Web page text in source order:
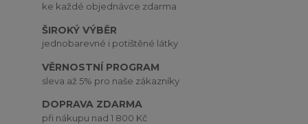
ke každé objednávce zdarma
ŠIROKÝ VÝBĚR
jednobarevné i potištěné látky
VĚRNOSTNÍ PROGRAM
sleva až 5% pro naše zákazníky
DOPRAVA ZDARMA
při nákupu nad 1 800 Kč